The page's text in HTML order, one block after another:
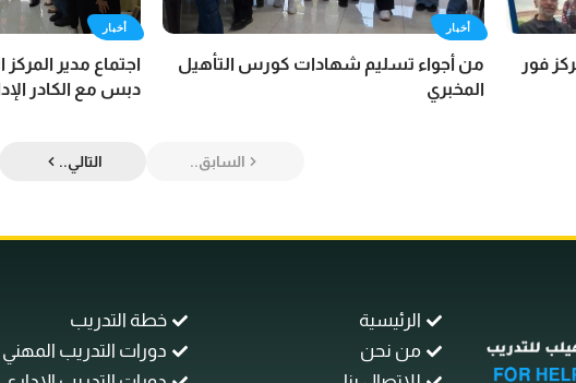
فور
أخبار
من أجواء تسليم شهادات كورس التأهيل
المخبري
أخبار
اجتماع مدير
دبس مع الكادر
السابق.. التالي..
الرئيسية
من نحن
خطة التدريب
دورات التدريب المهني